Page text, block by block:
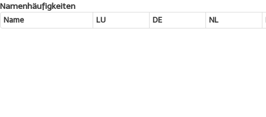
Namenhäufigkeiten
Name LU DE NL